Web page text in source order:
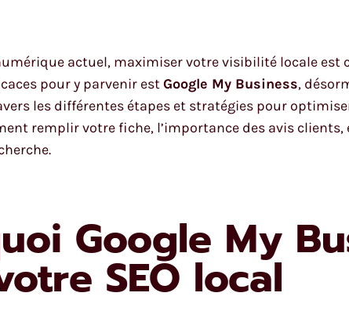
actuel, maximiser votre visibilité locale est
pour y parvenir estGoogle My Business,
les différentes étapes et stratégies pour
remplir votre fiche, l’importance des avis
Google My
SEO local